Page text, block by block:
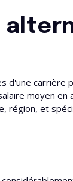
d'une carrière
moyen en
région, et